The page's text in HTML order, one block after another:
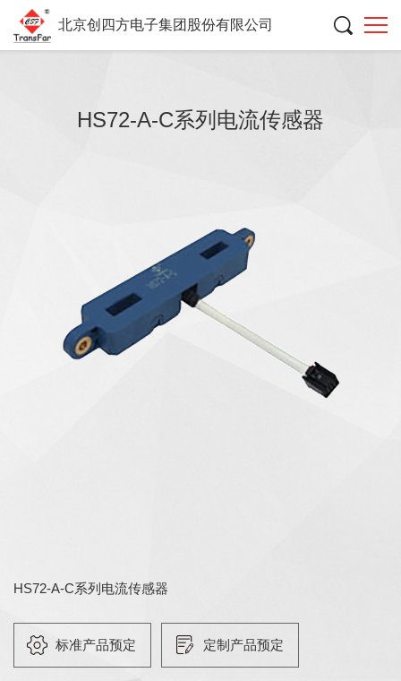
北京创四方电子集团股份有限公司
HS72-A-C系列电流传感器
HS72-A-C系列电流传感器
标准产品预定 定制产品预定